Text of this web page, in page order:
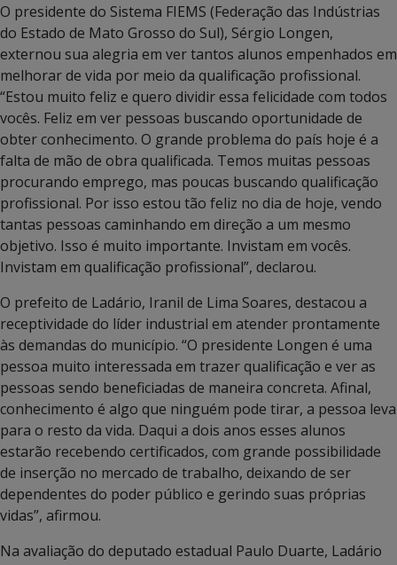
O presidente do Sistema FIEMS (Federação das Indústrias
do Estado de Mato Grosso do Sul), Sérgio Longen,
externou sua alegria em ver tantos alunos empenhados em
melhorar de vida por meio da qualificação profissional.
“Estou muito feliz e quero dividir essa felicidade com todos
vocês. Feliz em ver pessoas buscando oportunidade de
obter conhecimento. O grande problema do país hoje é a
falta de mão de obra qualificada. Temos muitas pessoas
procurando emprego, mas poucas buscando qualificação
profissional. Por isso estou tão feliz no dia de hoje, vendo
tantas pessoas caminhando em direção a um mesmo
objetivo. Isso é muito importante. Invistam em vocês.
Invistam em qualificação profissional”, declarou.
O prefeito de Ladário, Iranil de Lima Soares, destacou a
receptividade do líder industrial em atender prontamente
às demandas do município. “O presidente Longen é uma
pessoa muito interessada em trazer qualificação e ver as
pessoas sendo beneficiadas de maneira concreta. Afinal,
conhecimento é algo que ninguém pode tirar, a pessoa leva
para o resto da vida. Daqui a dois anos esses alunos
estarão recebendo certificados, com grande possibilidade
de inserção no mercado de trabalho, deixando de ser
dependentes do poder público e gerindo suas próprias
vidas”, afirmou.
Na avaliação do deputado estadual Paulo Duarte, Ladário